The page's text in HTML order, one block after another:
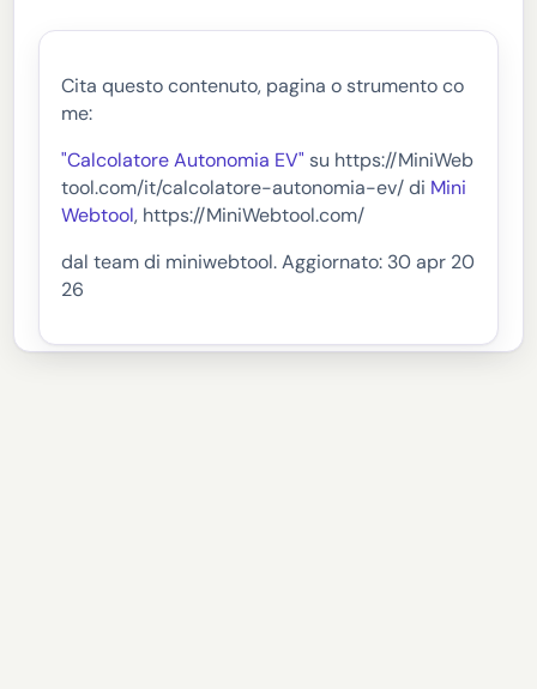
Cita questo contenuto, pagina o strumento co
me:
"Calcolatore Autonomia EV" su https://MiniWeb
tool.com/it/calcolatore-autonomia-ev/ di Mini
Webtool, https://MiniWebtool.com/
dal team di miniwebtool. Aggiornato: 30 apr 20
26